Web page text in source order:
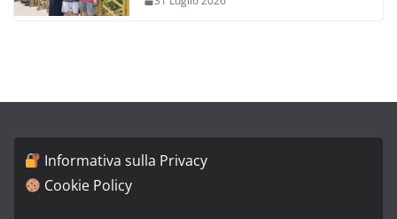
Informativa sulla Privacy
Cookie Policy